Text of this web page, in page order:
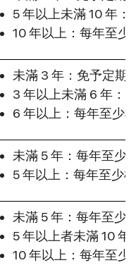
5 年以上未滿 10 年：
​​10 年以上：每年至少
未滿 3 年：免予定期
3 年以上未滿 6 年：
6 年以上：每年至少
未滿 5 年：每年至少
5 年以上：每年至少
未滿 5 年：每年至少
5 年以上者未滿 10
10 年以上：每年至少